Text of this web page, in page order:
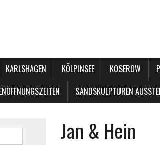
KARLSHAGEN KÖLPINSEE KOSEROW
SANDSKULPTUREN
Jan & Hein